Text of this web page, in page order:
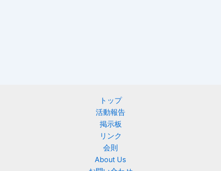
トップ
活動報告
掲示板
リンク
会則
About Us